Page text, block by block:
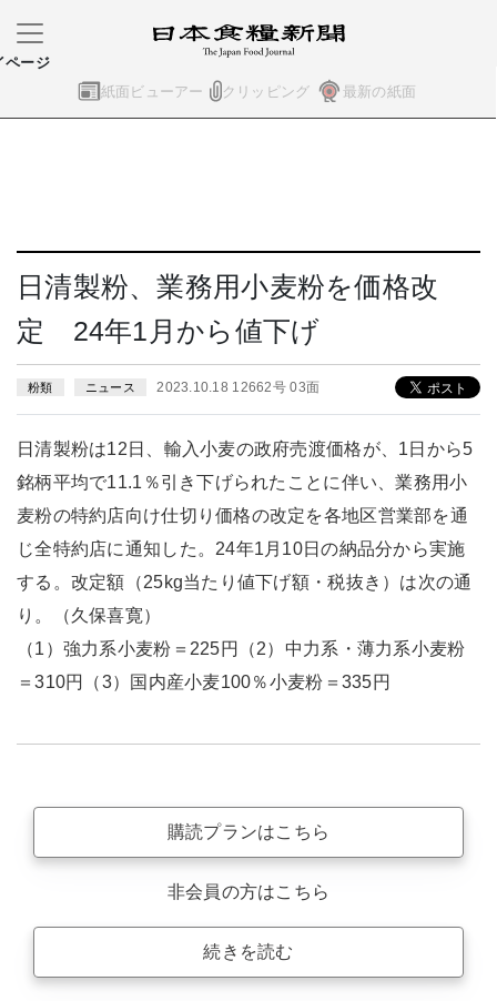
紙面ビューアー クリッピング 最新の紙面
ページ
日清製粉、業務用小麦粉を価格改
定 24年1月から値下げ
粉類 ニュース 2023.10.18 12662号 03面
日清製粉は12日、輸入小麦の政府売渡価格が、1日から5
銘柄平均で11.1％引き下げられたことに伴い、業務用小
麦粉の特約店向け仕切り価格の改定を各地区営業部を通
じ全特約店に通知した。24年1月10日の納品分から実施
する。改定額（25kg当たり値下げ額・税抜き）は次の通
り。（久保喜寛）
（1）強力系小麦粉＝225円（2）中力系・薄力系小麦粉
＝310円（3）国内産小麦100％小麦粉＝335円
購読プランはこちら
非会員の方はこちら
続きを読む